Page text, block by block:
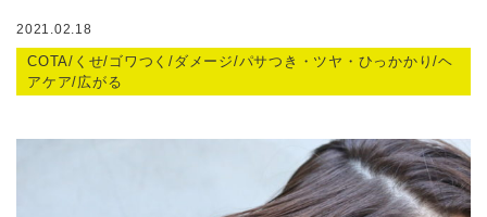
2021.02.18
COTA/くせ/ゴワつく/ダメージ/パサつき・ツヤ・ひっかかり/ヘ
アケア/広がる